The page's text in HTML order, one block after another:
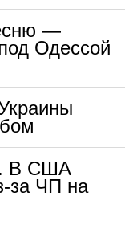
—
Одессой
В США
за ЧП на